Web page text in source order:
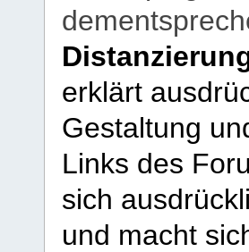
erklärt
Gestaltung
Links des
sich
und macht